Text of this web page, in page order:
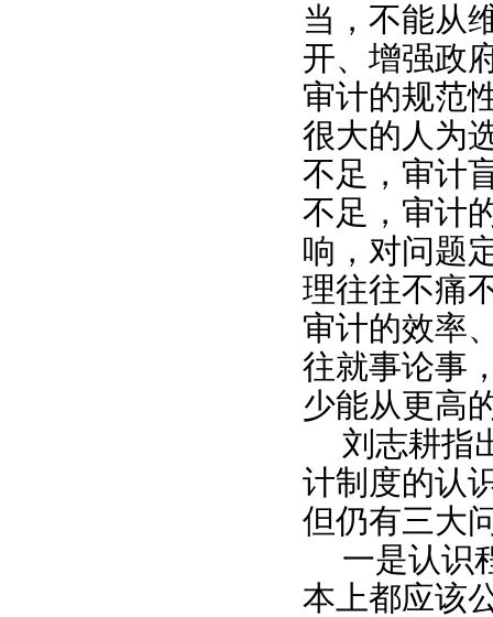
当，不能从
开、增强政
审计的规范
很大的人为
不足，审计
不足，审计
响，对问题
理往往不痛
审计的效率
往就事论事
少能从更高
刘志耕指
计制度的认
但仍有三大
一是认识
本上都应该